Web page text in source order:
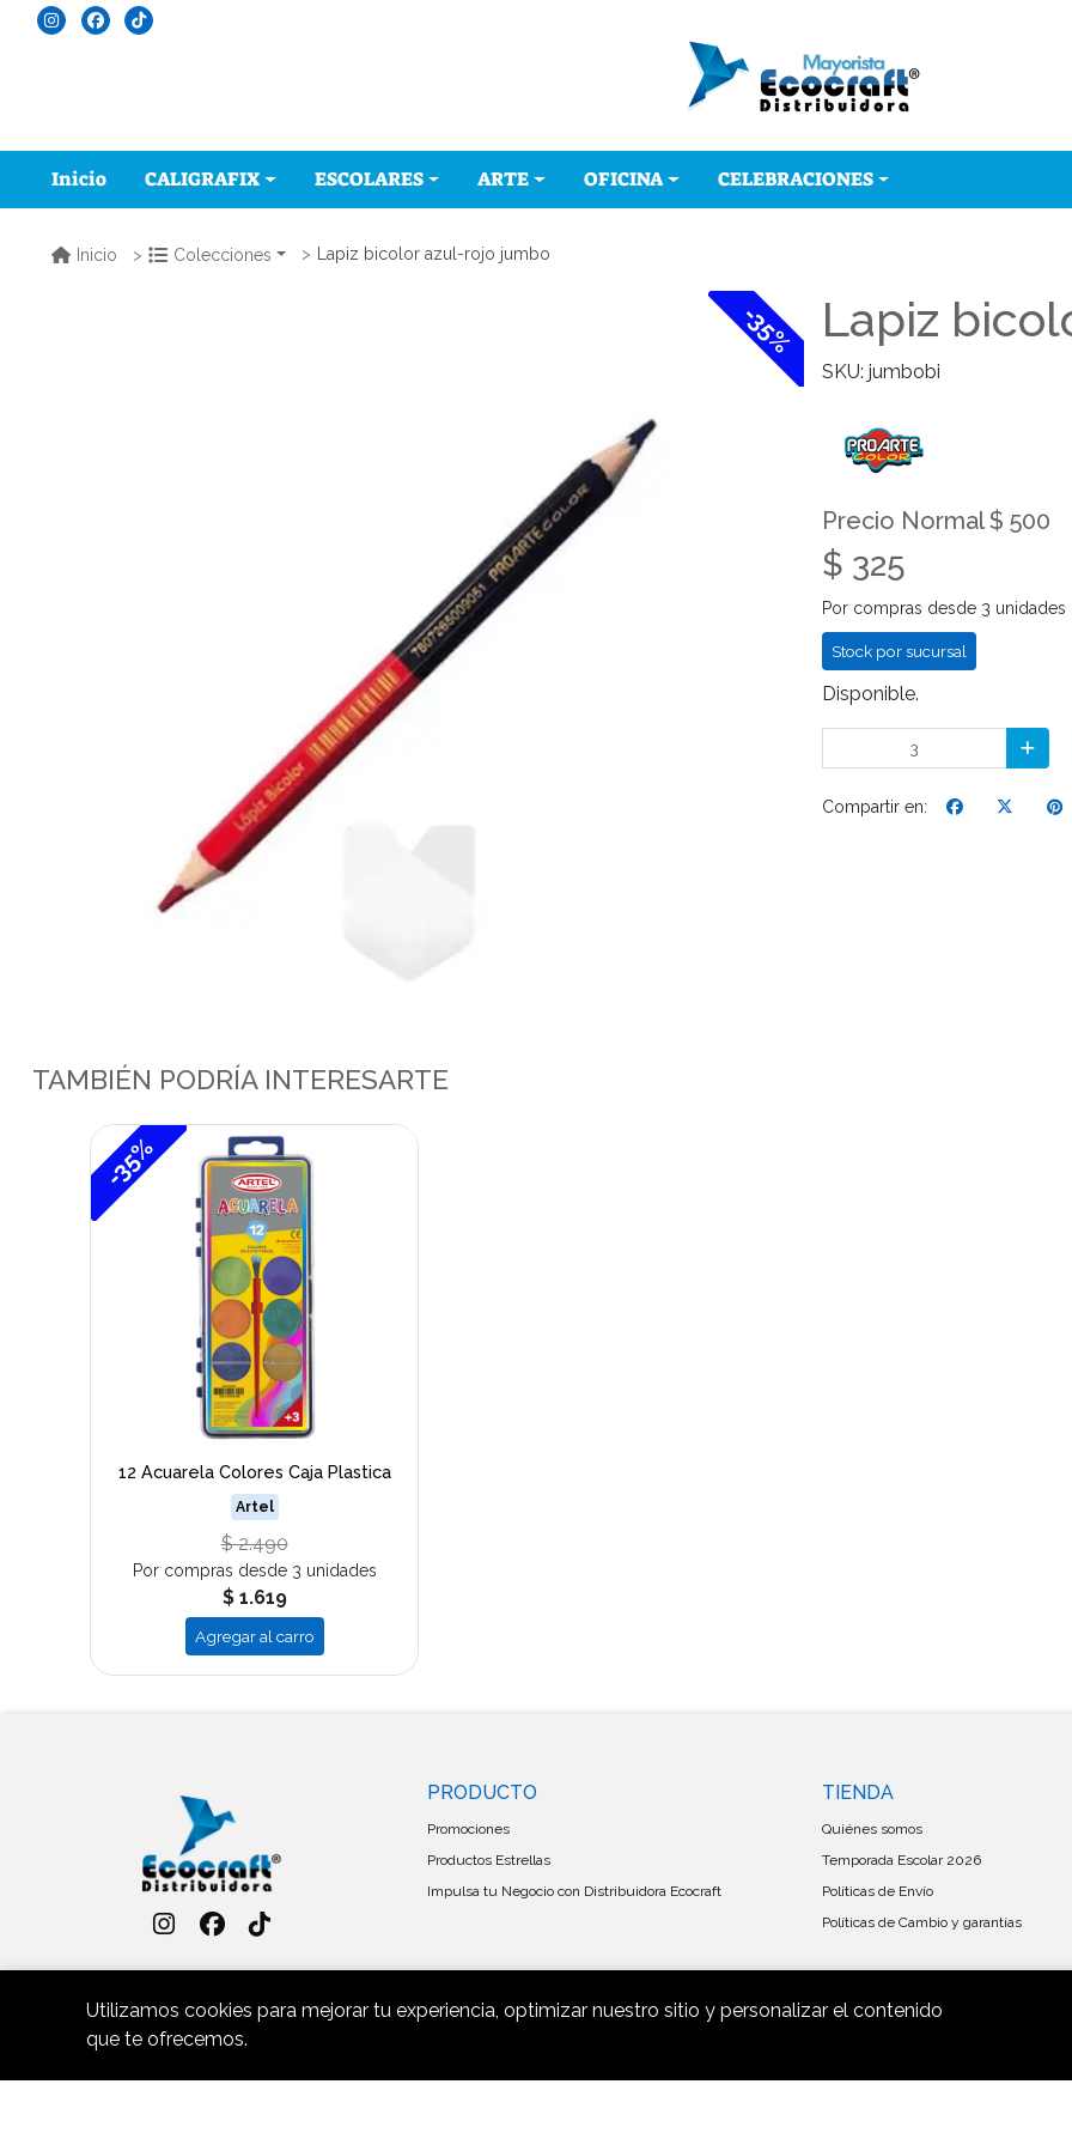
Inicio CALIGRAFIX ESCOLARES ARTE OFICINA CELEBRACIONES
Inicio Colecciones Lapiz bicolor azul-rojo jumbo
-35% Lapiz
SKU: jumbobi
Precio Normal $ 500
$ 325
Por compras desde 3 unidades
Stock por sucursal
Disponible.
Compartir en:
TAMBIÉN PODRÍA INTERESARTE
-35%
12 Acuarela Colores Caja Plastica
Artel
$ 2.490
Por compras desde 3 unidades
$ 1.619
Agregar al carro
PRODUCTO
Promociones
Productos Estrellas
Impulsa tu Negocio con Distribuidora Ecocraft
TIENDA
Quiénes somos
Temporada Escolar 2026
Políticas de Envío
Políticas de Cambio y garantías
Utilizamos cookies para mejorar tu experiencia, optimizar nuestro sitio y personalizar el contenido
que te ofrecemos.